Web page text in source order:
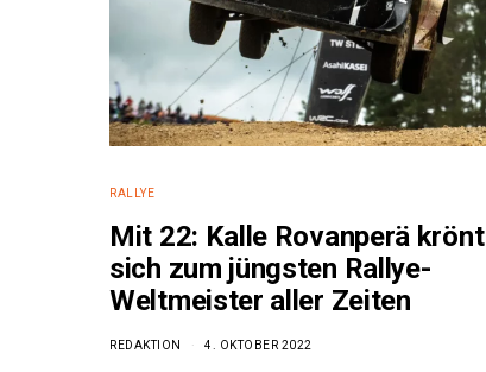
RALLYE
Mit 22: Kalle Rovanperä krönt
sich zum jüngsten Rallye-
Weltmeister aller Zeiten
REDAKTION 4. OKTOBER 2022